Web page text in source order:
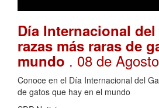
Día Internacional
razas más raras de
mundo . 08 de
Conoce en el Día Internacional del
de gatos que hay en el mundo